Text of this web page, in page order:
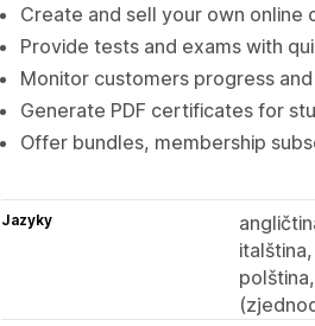
Create and sell your own online
Provide tests and exams with
Monitor customers progress
Generate PDF certificates for
Offer bundles, membership
Jazyky